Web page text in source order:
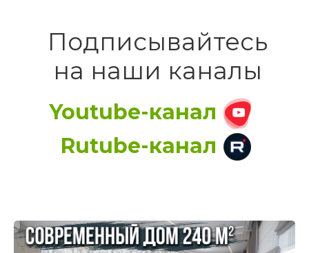
Youtube-канал
Rutube-канал
Подписывайтесь
на наши каналы